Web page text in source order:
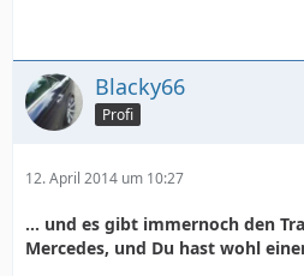
Blacky66
Profi
12. April 2014 um 10:27
... und es gibt immernoch den
Mercedes, und Du hast wohl